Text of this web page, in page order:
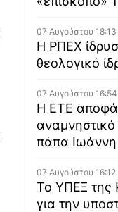
07 Αυγούστου 18:13
Η ΡΠΕΧ
θεολογικό
07 Αυγούστου 16:54
Η ΕΤΕ
πάπα
07 Αυγούστου 16:12
Το ΥΠΕΞ της
για την